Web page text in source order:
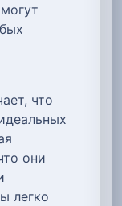
что
они
легко